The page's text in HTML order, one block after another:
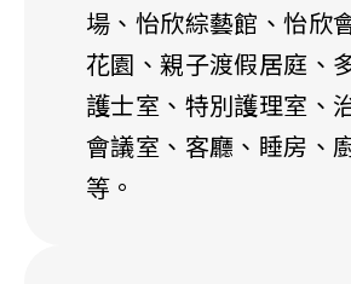
場、怡欣綜藝館、怡欣
花園、親子渡假居庭、
護士室、特別護理室、
會議室、客廳、睡房、
等。